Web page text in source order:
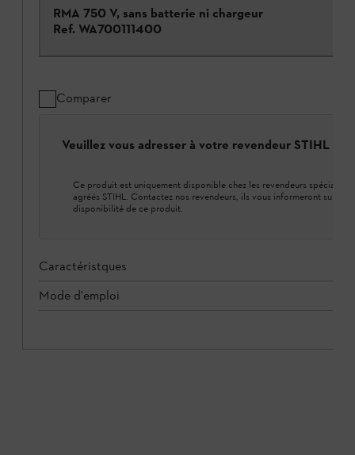
RMA 750 V, sans batterie ni chargeur
Ref. WA700111400
Comparer
Veuillez vous adresser à votre revendeur STIHL
Ce produit est uniquement disponible chez les revendeurs spécialisés
agréés STIHL. Contactez nos revendeurs, ils vous informeront sur la
disponibilité de ce produit.
Caractéristques
Mode d'emploi